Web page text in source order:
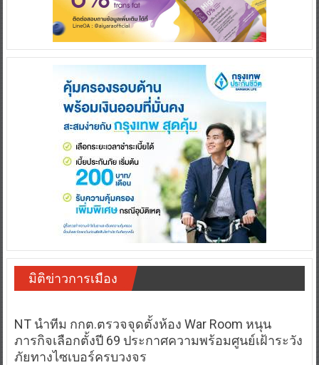
มิติข่าวการเมือง
NT นำทีม กกต.ตรวจจุดตั้งห้อง War Room หนุน
ภารกิจเลือกตั้งปี 69 ประกาศความพร้อมศูนย์เฝ้าระวัง
ภัยทางไซเบอร์ครบวงจร